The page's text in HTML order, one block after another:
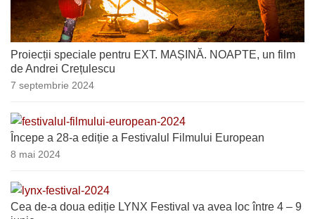
Proiecții speciale pentru EXT. MAȘINĂ. NOAPTE, un film
de Andrei Crețulescu
7 septembrie 2024
Începe a 28-a ediție a Festivalul Filmului European
8 mai 2024
Cea de-a doua ediție LYNX Festival va avea loc între 4 – 9